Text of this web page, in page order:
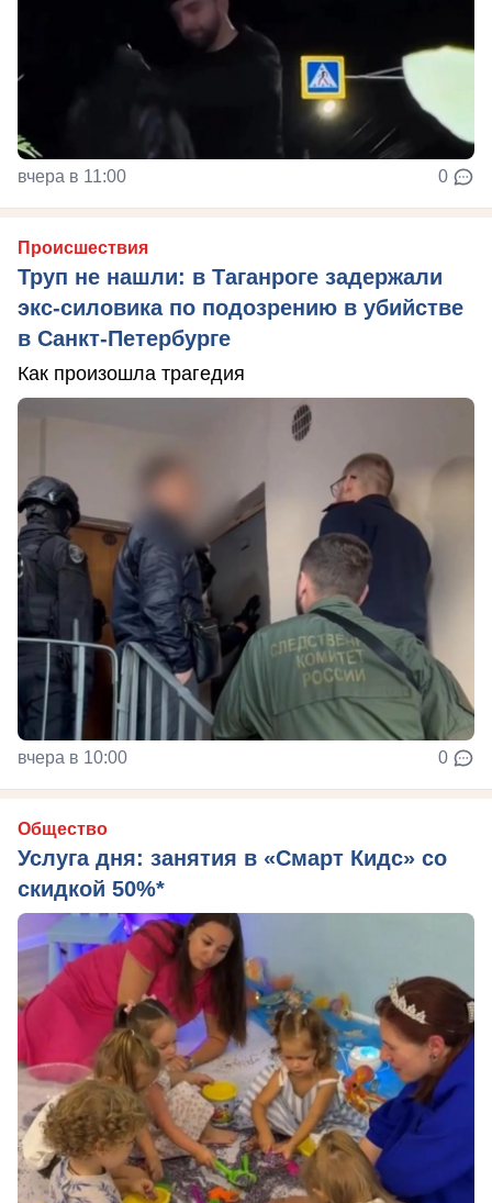
вчера в 11:00 0
Происшествия
Труп не нашли: в Таганроге задержали
экс-силовика по подозрению в убийстве
в Санкт-Петербурге
Как произошла трагедия
вчера в 10:00 0
Общество
Услуга дня: занятия в «Смарт Кидс» со
скидкой 50%*